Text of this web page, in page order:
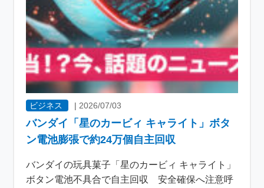
ビジネス | 2026/07/03
バンダイ「星のカービィ キャライト」ボタ
ン電池膨張で約24万個自主回収
バンダイの玩具菓子「星のカービィ キャライト」
ボタン電池不具合で自主回収 安全確保へ注意呼